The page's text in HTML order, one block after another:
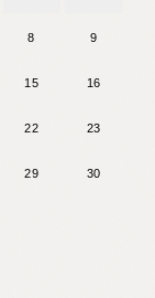
8 9
15 16
22 23
29 30